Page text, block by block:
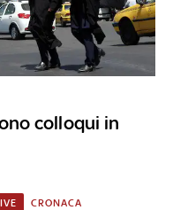
colloqui in
CRONACA